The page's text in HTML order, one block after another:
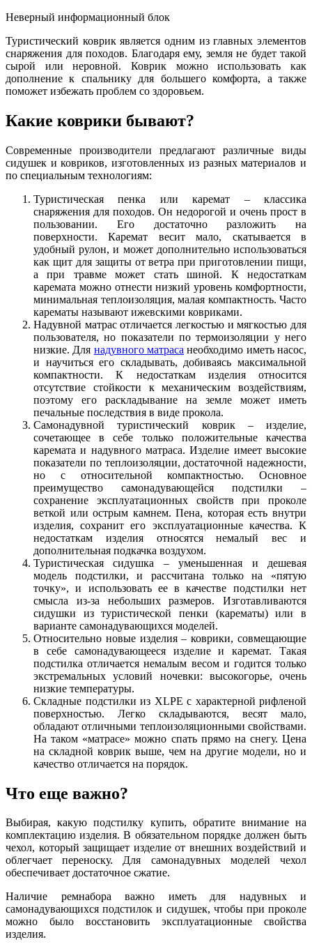
Неверный информационный блок
Туристический коврик является одним из главных элементов
снаряжения для походов. Благодаря ему, земля не будет такой
сырой или неровной. Коврик можно использовать как
дополнение к спальнику для большего комфорта, а также
поможет избежать проблем со здоровьем.
Какие коврики бывают?
Современные производители предлагают различные виды
сидушек и ковриков, изготовленных из разных материалов и
по специальным технологиям:
Туристическая пенка или каремат – классика
снаряжения для походов. Он недорогой и очень прост в
пользовании. Его достаточно разложить на
поверхности. Каремат весит мало, скатывается в
удобный рулон, и может дополнительно использоваться
как щит для защиты от ветра при приготовлении пищи,
а при травме может стать шиной. К недостаткам
каремата можно отнести низкий уровень комфортности,
минимальная теплоизоляция, малая компактность. Часто
карематы называют ижевскими ковриками.
Надувной матрас отличается легкостью и мягкостью для
пользователя, но показатели по термоизоляции у него
низкие. Для надувного матраса необходимо иметь насос,
и научиться его складывать, добиваясь максимальной
компактности. К недостаткам изделия относится
отсутствие стойкости к механическим воздействиям,
поэтому его раскладывание на земле может иметь
печальные последствия в виде прокола.
Самонадувной туристический коврик – изделие,
сочетающее в себе только положительные качества
каремата и надувного матраса. Изделие имеет высокие
показатели по теплоизоляции, достаточной надежности,
но с относительной компактностью. Основное
преимущество самонадувающейся подстилки –
сохранение эксплуатационных свойств при проколе
веткой или острым камнем. Пена, которая есть внутри
изделия, сохранит его эксплуатационные качества. К
недостаткам изделия относятся немалый вес и
дополнительная подкачка воздухом.
Туристическая сидушка – уменьшенная и дешевая
модель подстилки, и рассчитана только на «пятую
точку», и использовать ее в качестве подстилки нет
смысла из-за небольших размеров. Изготавливаются
сидушки из туристической пенки (карематы) или в
варианте самонадувающихся моделей.
Относительно новые изделия – коврики, совмещающие
в себе самонадувающееся изделие и каремат. Такая
подстилка отличается немалым весом и годится только
экстремальных условий ночевки: высокогорье, очень
низкие температуры.
Складные подстилки из XLPE с характерной рифленой
поверхностью. Легко складываются, весят мало,
обладают отличными теплоизоляционными свойствами.
На таком «матрасе» можно спать прямо на снегу. Цена
на складной коврик выше, чем на другие модели, но и
качество отличается на порядок.
Что еще важно?
Выбирая, какую подстилку купить, обратите внимание на
комплектацию изделия. В обязательном порядке должен быть
чехол, который защищает изделие от внешних воздействий и
облегчает переноску. Для самонадувных моделей чехол
обеспечивает достаточное сжатие.
Наличие ремнабора важно иметь для надувных и
самонадувающихся подстилок и сидушек, чтобы при проколе
можно было восстановить эксплуатационные свойства
изделия.